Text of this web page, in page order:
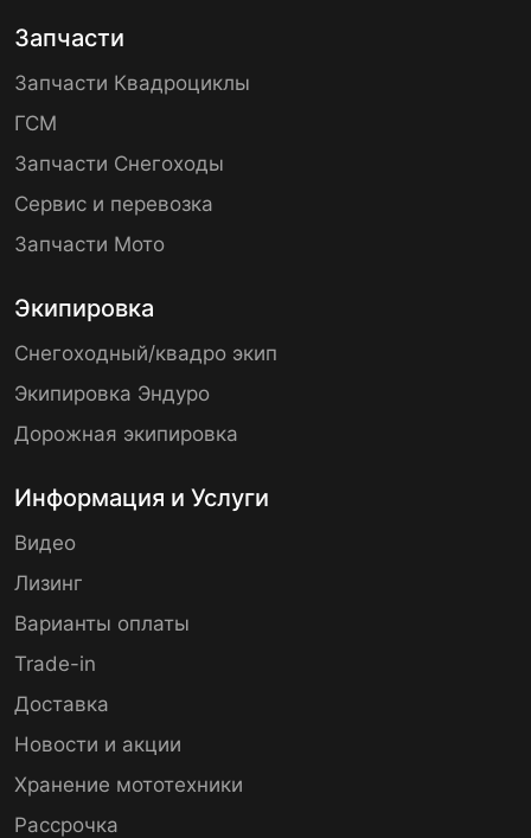
Запчасти
Запчасти Квадроциклы
ГСМ
Запчасти Снегоходы
Сервис и перевозка
Запчасти Мото
Экипировка
Снегоходный/квадро экип
Экипировка Эндуро
Дорожная экипировка
Информация и Услуги
Видео
Лизинг
Варианты оплаты
Trade-in
Доставка
Новости и акции
Хранение мототехники
Рассрочка